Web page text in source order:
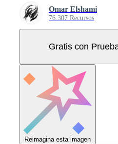
Omar Elshami
76.307 Recursos
Gratis con
Reimagina esta imagen